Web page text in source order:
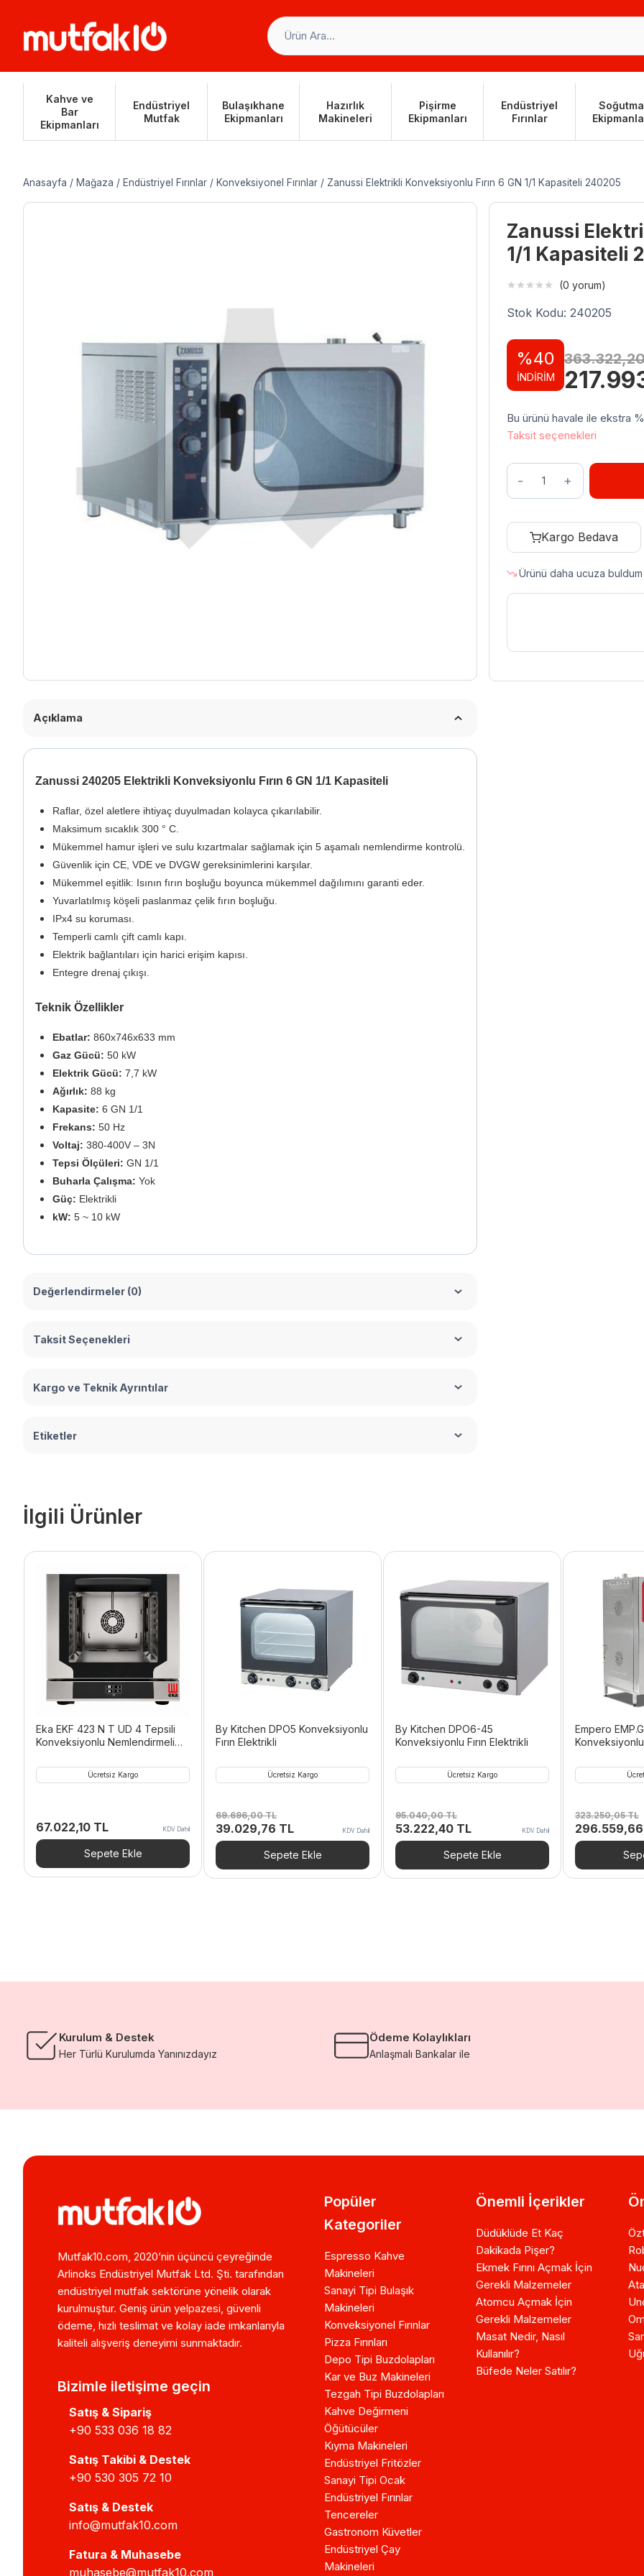
Kahve ve
Bar
Ekipmanları
Endüstriyel
Mutfak
Bulaşıkhane
Ekipmanları
Hazırlık
Makineleri
Pişirme
Ekipmanları
Endüstriyel
Fırınlar
Soğutma
Anasayfa / Mağaza / Endüstriyel Fırınlar / Konveksiyonel Fırınlar / Zanussi Elektrikli Konveksiyonlu Fırın 6 GN 1/1 Kapasiteli 240205
Açıklama
Zanussi 240205 Elektrikli Konveksiyonlu Fırın 6 GN 1/1 Kapasiteli
Raflar, özel aletlere ihtiyaç duyulmadan kolayca çıkarılabilir.
Maksimum sıcaklık 300 ° C.
Mükemmel hamur işleri ve sulu kızartmalar sağlamak için 5 aşamalı nemlendirme kontrolü.
Güvenlik için CE, VDE ve DVGW gereksinimlerini karşılar.
Mükemmel eşitlik: Isının fırın boşluğu boyunca mükemmel dağılımını garanti eder.
Yuvarlatılmış köşeli paslanmaz çelik fırın boşluğu.
IPx4 su koruması.
Temperli camlı çift camlı kapı.
Elektrik bağlantıları için harici erişim kapısı.
Entegre drenaj çıkışı.
Teknik Özellikler
Ebatlar: 860x746x633 mm
Gaz Gücü: 50 kW
Elektrik Gücü: 7,7 kW
Ağırlık: 88 kg
Kapasite: 6 GN 1/1
Frekans: 50 Hz
Voltaj: 380-400V – 3N
Tepsi Ölçüleri: GN 1/1
Buharla Çalışma: Yok
Güç: Elektrikli
kW: 5 ~ 10 kW
Değerlendirmeler (0)
Taksit Seçenekleri
Kargo ve Teknik Ayrıntılar
Etiketler
Zanussi
1/1 Kapasiteli
(0 yorum)
Stok Kodu: 240205
%40
İNDİRİM Orijinal
Bu ürünü havale ile ekstra
Taksit seçenekleri
Zanussi
Elektrikli
Fırın
1/1
Kapasiteli
Kargo Bedava
Ürünü daha ucuza buldum
İlgili Ürünler
Eka EKF 423 N T UD 4 Tepsili
Konveksiyonlu Nemlendirmeli
Ücretsiz Kargo
67.022,10 TL KDV Dahil
Sepete Ekle
By Kitchen DPO5 Konveksiyonlu
Fırın Elektrikli
Ücretsiz Kargo
69.696,00TL
Orijinal
fiyat:
69.696,00 TL.
39.029,76 TL
andaki
fiyat:
39.029,76 TL.
KDV Dahil
Sepete Ekle
By Kitchen DPO6-45
Konveksiyonlu Fırın Elektrikli
Ücretsiz Kargo
95.040,00TL
Orijinal
fiyat:
95.040,00 TL.
53.222,40 TL
andaki
fiyat:
53.222,40 TL.
KDV Dahil
Sepete Ekle
Empero
Konveksiyonlu
323.250,05TL
Orijinal
fiyat:
323.250,05
Kurulum & Destek
Her Türlü Kurulumda Yanınızdayız
Ödeme Kolaylıkları
Anlaşmalı Bankalar ile
Mutfak10.com, 2020’nin üçüncü çeyreğinde
Arlinoks Endüstriyel Mutfak Ltd. Şti. tarafından
endüstriyel mutfak sektörüne yönelik olarak
kurulmuştur. Geniş ürün yelpazesi, güvenli
ödeme, hızlı teslimat ve kolay iade imkanlarıyla
kaliteli alışveriş deneyimi sunmaktadır.
Bizimle iletişime geçin
Satış & Sipariş
+90 533 036 18 82
Satış Takibi & Destek
+90 530 305 72 10
Satış & Destek
info@mutfak10.com
Fatura & Muhasebe
muhasebe@mutfak10.com
Popüler
Kategoriler
Espresso Kahve
Makineleri
Sanayi Tipi Bulaşık
Makineleri
Konveksiyonel Fırınlar
Pizza Fırınları
Depo Tipi Buzdolapları
Kar ve Buz Makineleri
Tezgah Tipi Buzdolapları
Kahve Değirmeni
Öğütücüler
Kıyma Makineleri
Endüstriyel Fritözler
Sanayi Tipi Ocak
Endüstriyel Fırınlar
Tencereler
Gastronom Küvetler
Endüstriyel Çay
Makineleri
Önemli İçerikler
Düdüklüde Et Kaç
Dakikada Pişer?
Ekmek Fırını Açmak İçin
Gerekli Malzemeler
Atomcu Açmak İçin
Gerekli Malzemeler
Masat Nedir, Nasıl
Kullanılır?
Büfede Neler Satılır?